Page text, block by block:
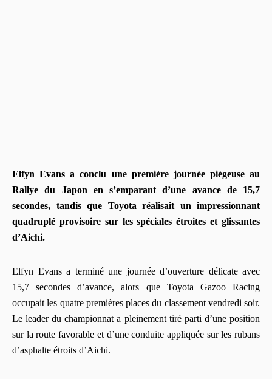
Elfyn Evans a conclu une première journée piégeuse au
Rallye du Japon en s’emparant d’une avance de 15,7
secondes, tandis que Toyota réalisait un impressionnant
quadruplé provisoire sur les spéciales étroites et glissantes
d’Aichi.
Elfyn Evans a terminé une journée d’ouverture délicate avec
15,7 secondes d’avance, alors que Toyota Gazoo Racing
occupait les quatre premières places du classement vendredi soir.
Le leader du championnat a pleinement tiré parti d’une position
sur la route favorable et d’une conduite appliquée sur les rubans
d’asphalte étroits d’Aichi.